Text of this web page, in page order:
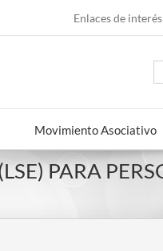
Enlaces de interés
Movimiento Asociativo
PARA